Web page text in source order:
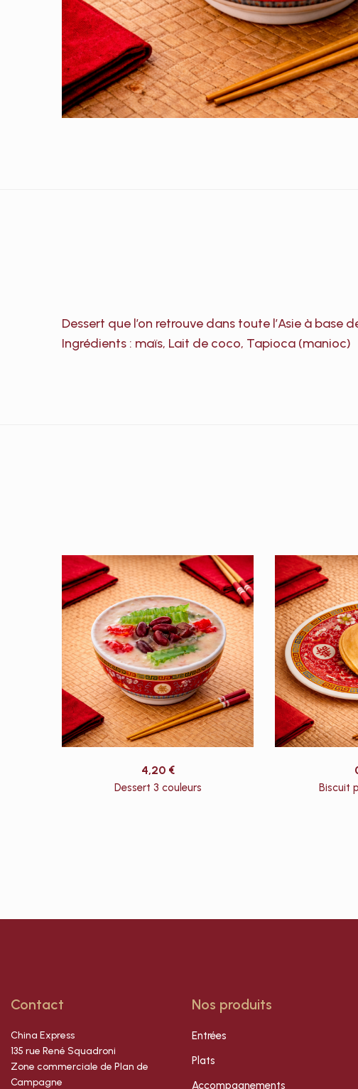
Dessert que l’on retrouve dans toute l’Asie à
Ingrédients : maïs, Lait de coco, Tapioca (manioc)
4,20 €
Dessert 3 couleurs Biscuit
Contact
China Express
135 rue René Squadroni
Zone commerciale de Plan de
Campagne
Nos produits
Entrées
Plats
Accompagnements